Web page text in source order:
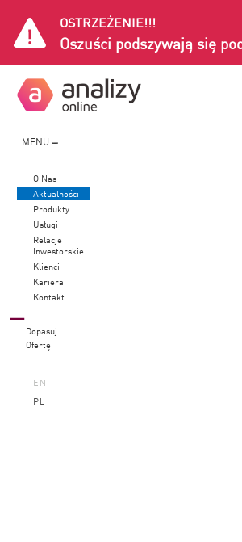
OSTRZEŻENIE!!!
Oszuści podszywają się
MENU
O Nas
Aktualności
Produkty
Usługi
Relacje
Inwestorskie
Klienci
Kariera
Kontakt
Dopasuj
Ofertę
EN
PL